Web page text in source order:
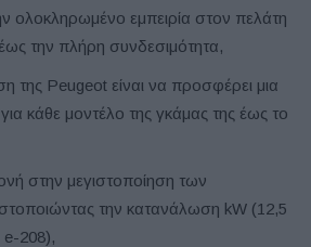
ολοκληρωμένο εμπειρία στον πελάτη
την πλήρη συνδεσιμότητα,
της Peugeot είναι να προσφέρει μια
κάθε μοντέλο της γκάμας της έως το
στην μεγιστοποίηση των
την κατανάλωση kW (12,5
e-208),